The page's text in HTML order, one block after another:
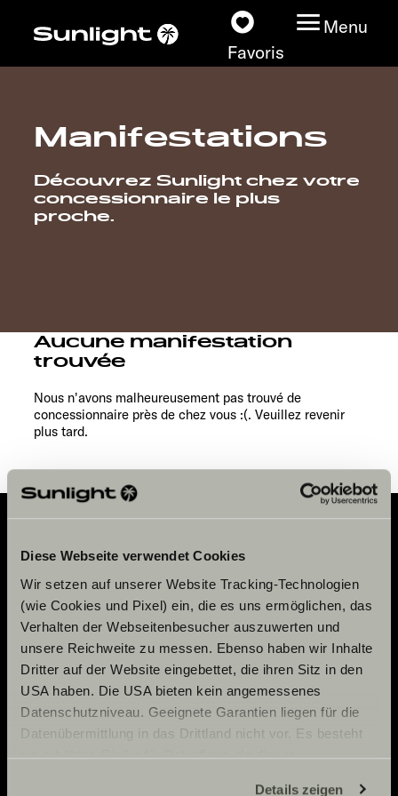
Diese Webseite verwendet Cookies
Wir setzen auf unserer Website Tracking-Technologien
(wie Cookies und Pixel) ein, die es uns ermöglichen, das
Verhalten der Webseitenbesucher auszuwerten und
unsere Reichweite zu messen. Ebenso haben wir Inhalte
Dritter auf der Website eingebettet, die ihren Sitz in den
USA haben. Die USA bieten kein angemessenes
Datenschutzniveau. Geeignete Garantien liegen für die
Datenübermittlung in das Drittland nicht vor. Es besteht
ein erhöhtes Risiko für Betroffene, da diesen
Details zeigen
Favoris
Menu
Nos modèles
Configurateur
Découvrir
Service
Manifestations
Découvrez Sunlight chez votre
concessionnaire le plus
proche.
Aucune manifestation
trouvée
Nous n'avons malheureusement pas trouvé de
concessionnaire près de chez vous :(. Veuillez revenir
plus tard.
Adventure
Now.
CONTACT
Sunlight GmbH
Ölmühlestraße 6
88299 Leutkirch
ATELIER
Calendrier des manifestations